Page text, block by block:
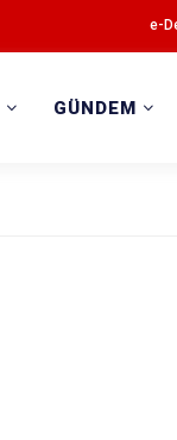
e-
GÜNDEM